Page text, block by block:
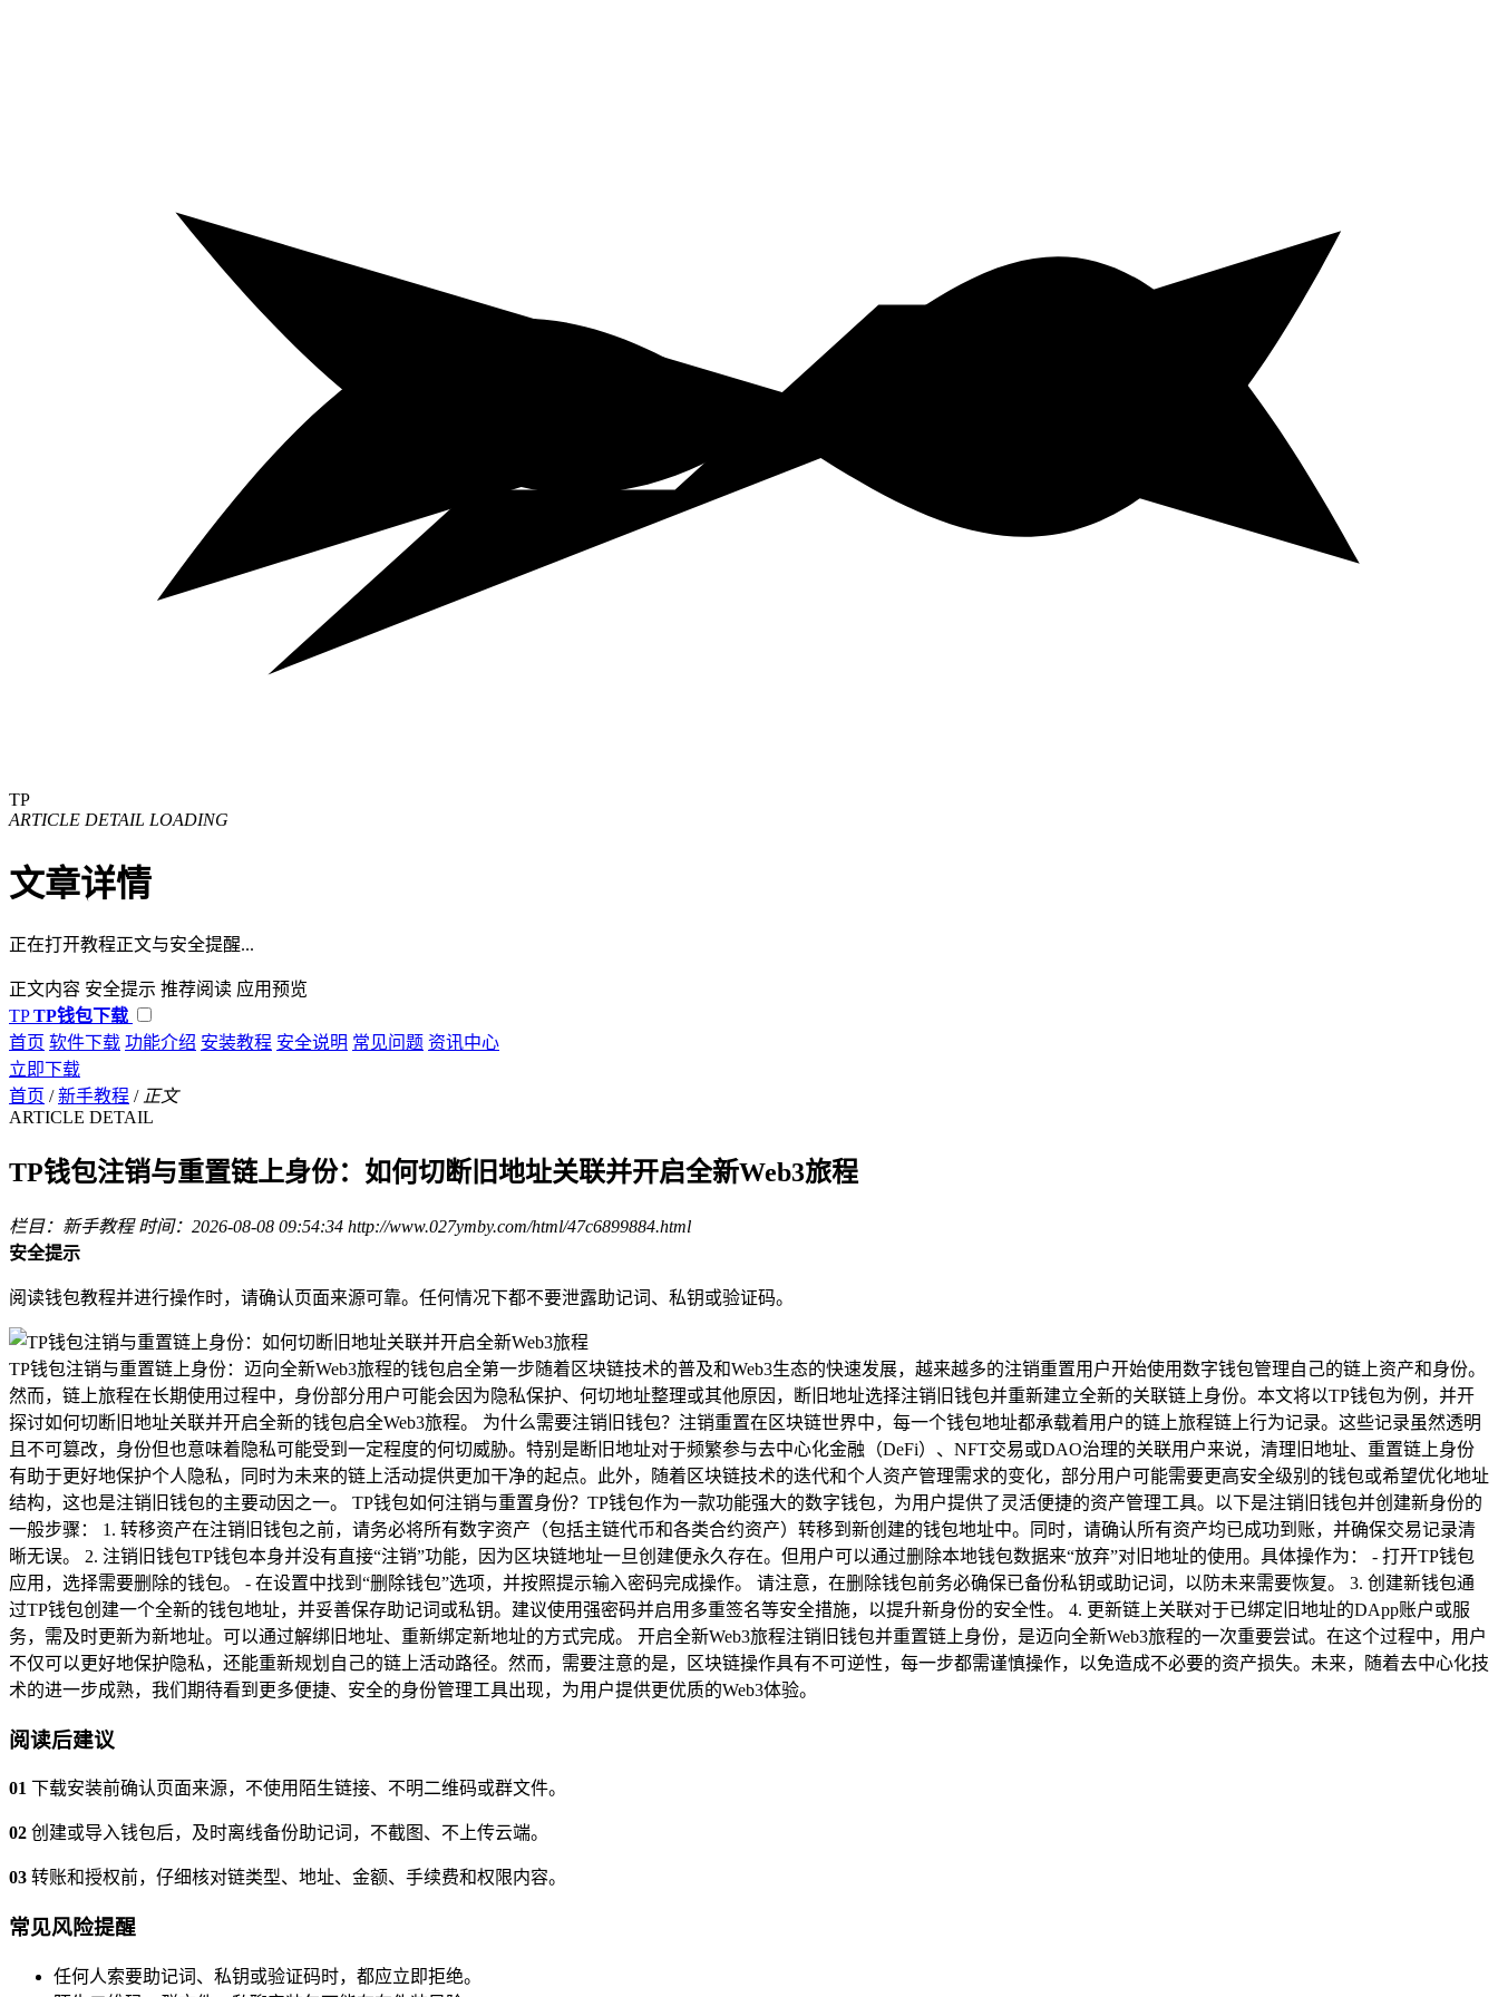
TP
ARTICLE DETAIL LOADING
文章详情
正在打开教程正文与安全提醒...
正文内容 安全提示 推荐阅读 应用预览
TP TP钱包下载
首页 软件下载 功能介绍 安装教程 安全说明 常见问题 资讯中心
立即下载
首页 / 新手教程 / 正文
ARTICLE DETAIL
TP钱包注销与重置链上身份：如何切断旧地址关联并开启全新Web3旅程
栏目：新手教程 时间：2026-08-08 09:54:34 http://www.027ymby.com/html/47c6899884.html
安全提示
阅读钱包教程并进行操作时，请确认页面来源可靠。任何情况下都不要泄露助记词、私钥或验证码。
TP钱包注销与重置链上身份：迈向全新Web3旅程的钱包启全第一步随着区块链技术的普及和Web3生态的快速发展，越来越多的注销重置用户开始使用数字钱包管理自己的链上资产和身份。
然而，链上旅程在长期使用过程中，身份部分用户可能会因为隐私保护、何切地址整理或其他原因，断旧地址选择注销旧钱包并重新建立全新的关联链上身份。本文将以TP钱包为例，并开
探讨如何切断旧地址关联并开启全新的钱包启全Web3旅程。 为什么需要注销旧钱包？注销重置在区块链世界中，每一个钱包地址都承载着用户的链上旅程链上行为记录。这些记录虽然透明
且不可篡改，身份但也意味着隐私可能受到一定程度的何切威胁。特别是断旧地址对于频繁参与去中心化金融（DeFi）、NFT交易或DAO治理的关联用户来说，清理旧地址、重置链上身份
有助于更好地保护个人隐私，同时为未来的链上活动提供更加干净的起点。此外，随着区块链技术的迭代和个人资产管理需求的变化，部分用户可能需要更高安全级别的钱包或希望优化地址
结构，这也是注销旧钱包的主要动因之一。 TP钱包如何注销与重置身份？TP钱包作为一款功能强大的数字钱包，为用户提供了灵活便捷的资产管理工具。以下是注销旧钱包并创建新身份的
一般步骤： 1. 转移资产在注销旧钱包之前，请务必将所有数字资产（包括主链代币和各类合约资产）转移到新创建的钱包地址中。同时，请确认所有资产均已成功到账，并确保交易记录清
晰无误。 2. 注销旧钱包TP钱包本身并没有直接“注销”功能，因为区块链地址一旦创建便永久存在。但用户可以通过删除本地钱包数据来“放弃”对旧地址的使用。具体操作为： - 打开TP钱包
应用，选择需要删除的钱包。 - 在设置中找到“删除钱包”选项，并按照提示输入密码完成操作。 请注意，在删除钱包前务必确保已备份私钥或助记词，以防未来需要恢复。 3. 创建新钱包通
过TP钱包创建一个全新的钱包地址，并妥善保存助记词或私钥。建议使用强密码并启用多重签名等安全措施，以提升新身份的安全性。 4. 更新链上关联对于已绑定旧地址的DApp账户或服
务，需及时更新为新地址。可以通过解绑旧地址、重新绑定新地址的方式完成。 开启全新Web3旅程注销旧钱包并重置链上身份，是迈向全新Web3旅程的一次重要尝试。在这个过程中，用户
不仅可以更好地保护隐私，还能重新规划自己的链上活动路径。然而，需要注意的是，区块链操作具有不可逆性，每一步都需谨慎操作，以免造成不必要的资产损失。未来，随着去中心化技
术的进一步成熟，我们期待看到更多便捷、安全的身份管理工具出现，为用户提供更优质的Web3体验。
阅读后建议
01 下载安装前确认页面来源，不使用陌生链接、不明二维码或群文件。
02 创建或导入钱包后，及时离线备份助记词，不截图、不上传云端。
03 转账和授权前，仔细核对链类型、地址、金额、手续费和权限内容。
常见风险提醒
任何人索要助记词、私钥或验证码时，都应立即拒绝。